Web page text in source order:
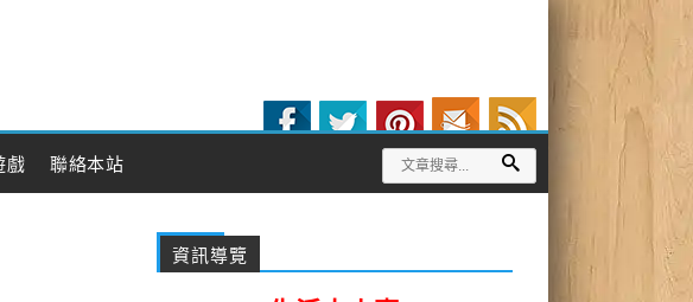
戲 聯絡本站
資訊導覽